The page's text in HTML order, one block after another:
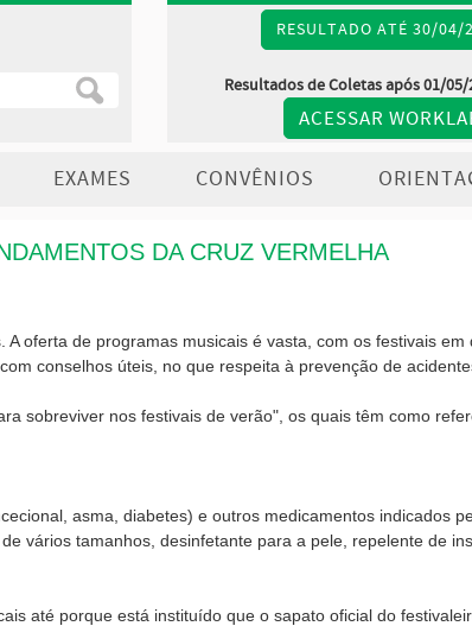
RESULTADO ATÉ 30/04/
Resultados de Coletas após 01/05/
ACESSAR
EXAMES CONVÊNIOS
DA CRUZ VERMELHA
oferta de programas musicais é vasta, com os festivais
conselhos úteis, no que respeita à prevenção de
sobreviver nos festivais de verão", os quais têm como
asma, diabetes) e outros medicamentos indicados
vários tamanhos, desinfetante para a pele, repelente de
até porque está instituído que o sapato oficial do